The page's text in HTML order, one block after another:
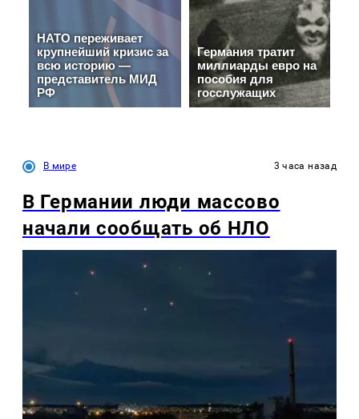
В мире 3 часа назад
В Германии люди массово
начали сообщать об НЛО